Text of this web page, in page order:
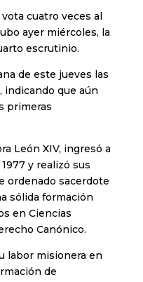
cuatro veces al
ayer miércoles, la
escrutinio.
de este jueves las
indicando que aún
primeras
León XIV, ingresó a
y realizó sus
ordenado sacerdote
sólida formación
en Ciencias
Canónico.
labor misionera en
de